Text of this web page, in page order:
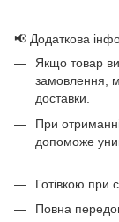
📢 Додаткова
Якщо товар
замовлення,
доставки.
При
допоможе
Готівкою при
Повна